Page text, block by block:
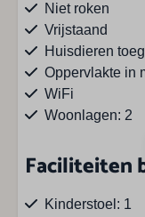
Niet roken
Vrijstaand
Huisdieren
Oppervlakte in
WiFi
Woonlagen: 2
Faciliteiten
Kinderstoel: 1